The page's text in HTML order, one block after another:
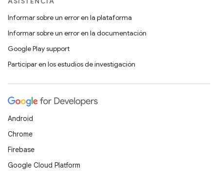
Informar sobre un error en la plataforma
Informar sobre un error en la documentación
Google Play support
Participar en los estudios de investigación
Android
Chrome
Firebase
Google Cloud Platform